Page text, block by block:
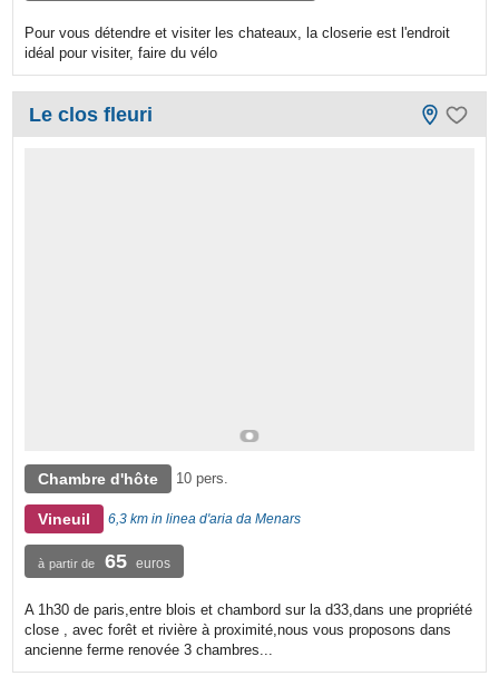
Pour vous détendre et visiter les chateaux, la closerie est l'endroit
idéal pour visiter, faire du vélo
Le clos fleuri
Chambre d'hôte 10 pers.
Vineuil 6,3 km in linea d'aria da Menars
à partir de 65 euros
A 1h30 de paris,entre blois et chambord sur la d33,dans une propriété
close , avec forêt et rivière à proximité,nous vous proposons dans
ancienne ferme renovée 3 chambres...